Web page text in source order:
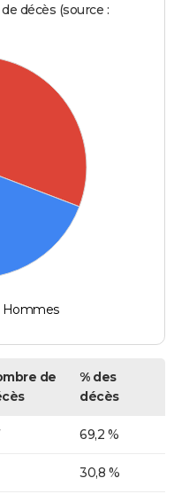
décès (source :
Hommes
de
% des
décès
69,2 %
30,8 %